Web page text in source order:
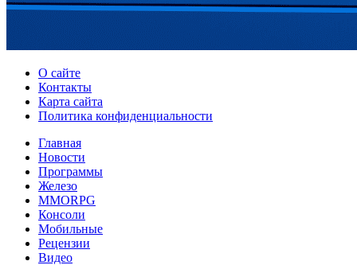
О сайте
Контакты
Карта сайта
Политика конфиденциальности
Главная
Новости
Программы
Железо
MMORPG
Консоли
Мобильные
Рецензии
Видео